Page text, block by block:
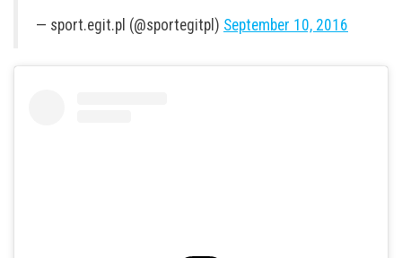
— sport.egit.pl (@sportegitpl) September 10, 2016